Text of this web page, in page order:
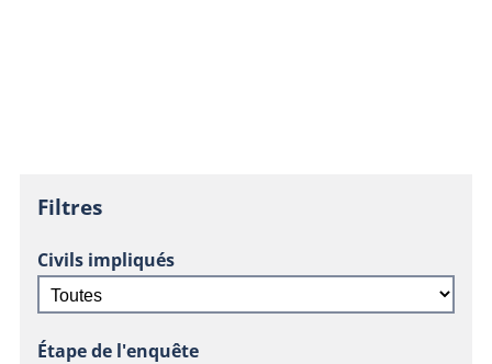
Filtres
Civils impliqués
Étape de l'enquête